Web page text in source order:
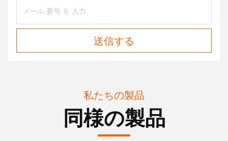
送信する
私たちの製品
同様の製品